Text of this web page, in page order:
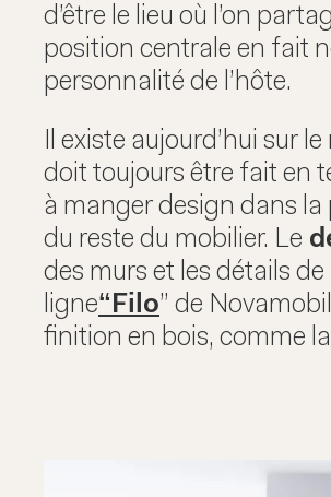
d’être le lieu où l’on
position centrale en fait
personnalité de l’hôte.
Il existe aujourd’hui sur
doit toujours être fait en
à manger design dans la
du reste du mobilier. Le
des murs et les détails
ligne“Filo” de
finition en bois, comme